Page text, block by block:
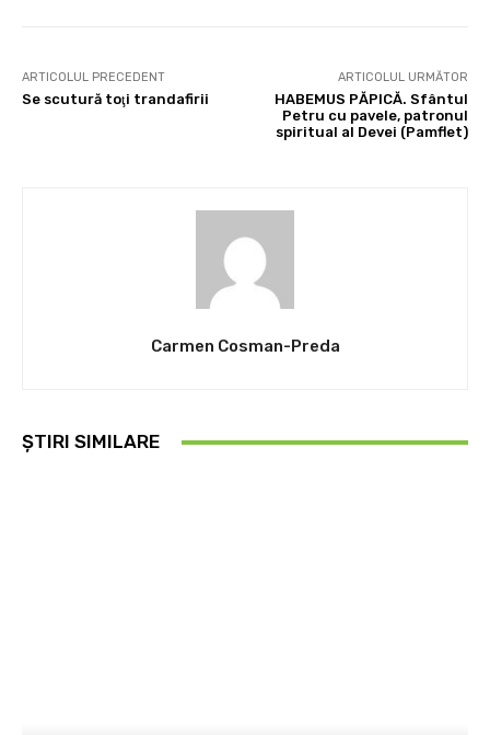
ARTICOLUL PRECEDENT
Se scutură toţi trandafirii
ARTICOLUL URMĂTOR
HABEMUS PĂPICĂ. Sfântul
Petru cu pavele, patronul
spiritual al Devei (Pamflet)
Carmen Cosman-Preda
ȘTIRI SIMILARE